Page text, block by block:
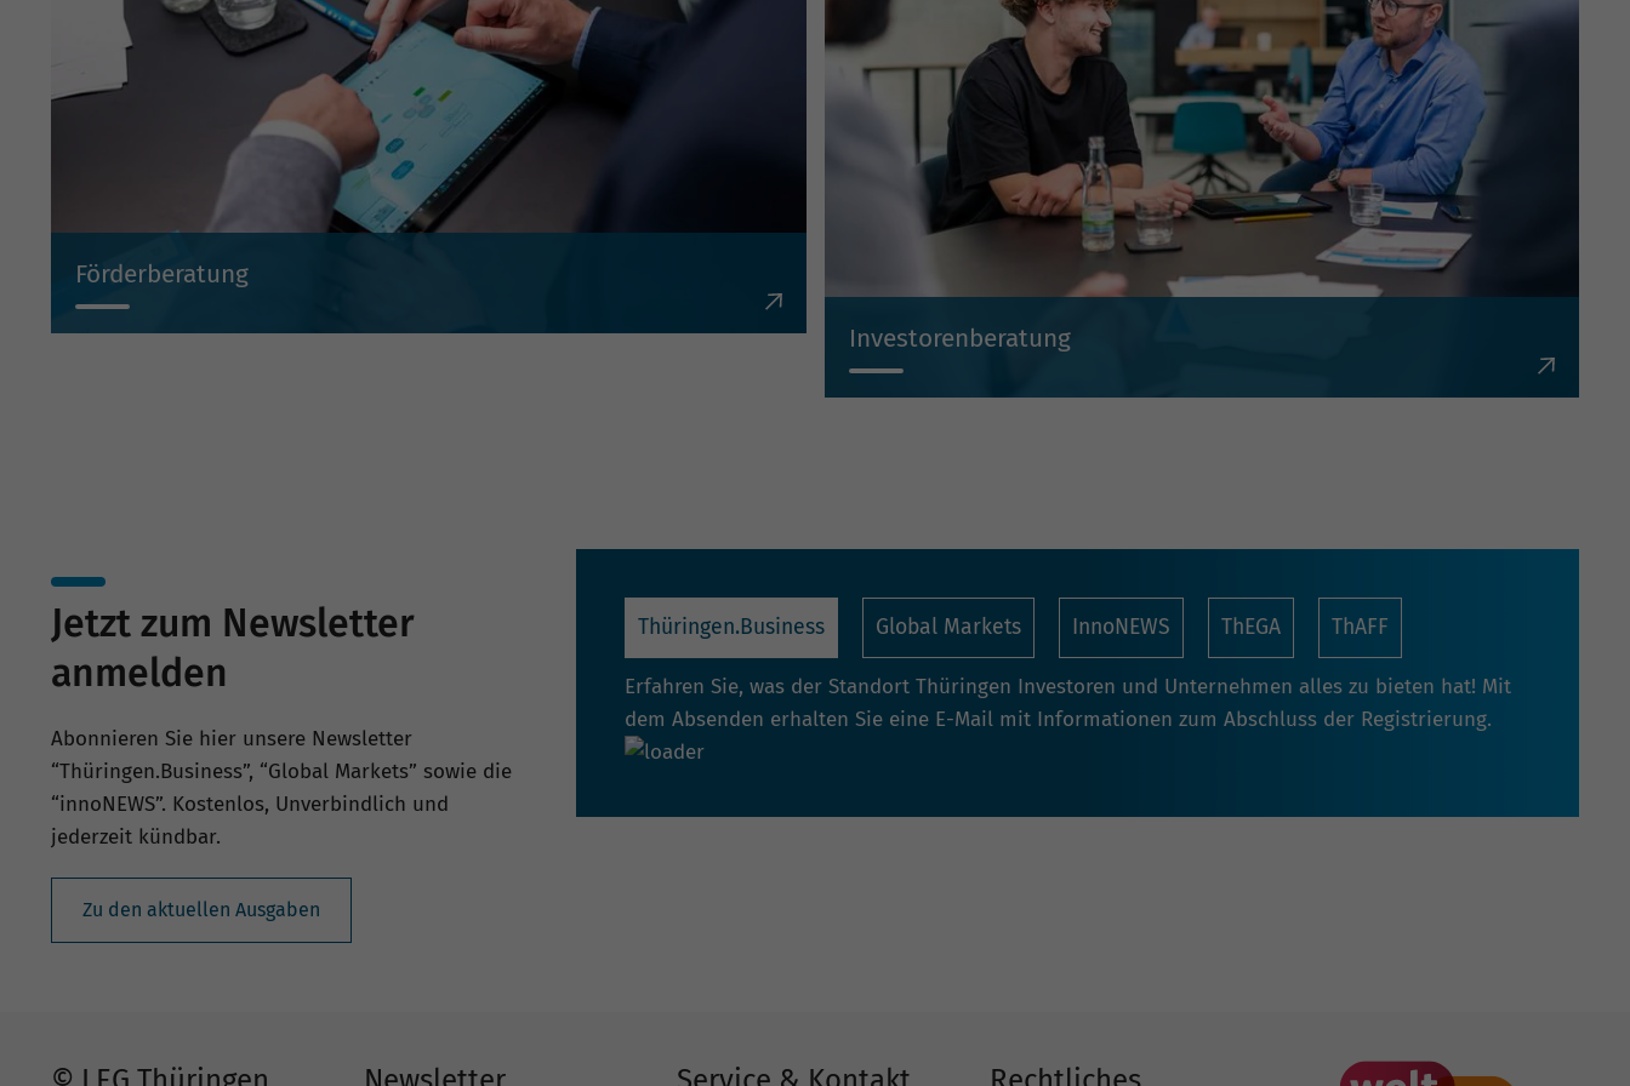
Förderberatung
Investorenberatung
Jetzt zum Newsletter
anmelden
Abonnieren Sie hier unsere Newsletter
“Thüringen.Business”, “Global Markets” sowie die
“innoNEWS”. Kostenlos, Unverbindlich und
jederzeit kündbar.
Zu den aktuellen Ausgaben
Thüringen.Business Global Markets InnoNEWS ThEGA ThAFF
Erfahren Sie, was der Standort Thüringen Investoren und Unternehmen alles zu bieten hat! Mit
dem Absenden erhalten Sie eine E-Mail mit Informationen zum Abschluss der Registrierung.